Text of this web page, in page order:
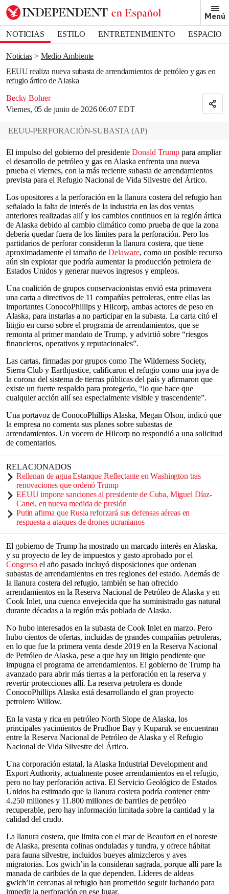
Menú
NOTICIAS ESTILO ENTRETENIMIENTO
ESPACIO
DEPORTES
Noticias
Medio Ambiente
EEUU realiza nueva subasta de arrendamientos de petróleo y gas en
refugio ártico de Alaska
Becky Bohrer
Viernes, 05 de junio de 2026 06:07 EDT
Bookmark popover
Removed from bookmarks
Close popover
EEUU-PERFORACIÓN-SUBASTA (AP)
El impulso del gobierno del presidente Donald Trump para ampliar
el desarrollo de petróleo y gas en Alaska enfrenta una nueva
prueba el viernes, con la más reciente subasta de arrendamientos
prevista para el Refugio Nacional de Vida Silvestre del Ártico.
Los opositores a la perforación en la llanura costera del refugio han
señalado la falta de interés de la industria en las dos ventas
anteriores realizadas allí y los cambios continuos en la región ártica
de Alaska debido al cambio climático como prueba de que la zona
debería quedar fuera de los límites para la perforación. Pero los
partidarios de perforar consideran la llanura costera, que tiene
aproximadamente el tamaño de Delaware, como un posible recurso
aún sin explotar que podría aumentar la producción petrolera de
Estados Unidos y generar nuevos ingresos y empleos.
Una coalición de grupos conservacionistas envió esta primavera
una carta a directivos de 11 compañías petroleras, entre ellas las
importantes ConocoPhillips y Hilcorp, ambas actores de peso en
Alaska, para instarlas a no participar en la subasta. La carta citó el
litigio en curso sobre el programa de arrendamientos, que se
remonta al primer mandato de Trump, y advirtió sobre “riesgos
financieros, operativos y reputacionales”.
Las cartas, firmadas por grupos como The Wilderness Society,
Sierra Club y Earthjustice, calificaron el refugio como una joya de
la corona del sistema de tierras públicas del país y afirmaron que
existe un fuerte respaldo para protegerlo, “lo que hace que
cualquier acción allí sea especialmente visible y trascendente”.
Una portavoz de ConocoPhillips Alaska, Megan Olson, indicó que
la empresa no comenta sus planes sobre subastas de
arrendamientos. Un vocero de Hilcorp no respondió a una solicitud
de comentarios.
RELACIONADOS
Rellenan de agua Estanque Reflectante en Washington tras
renovaciones que ordenó Trump
EEUU impone sanciones al presidente de Cuba, Miguel Díaz-
Canel, en nueva medida de presión
Putin afirma que Rusia reforzará sus defensas aéreas en
respuesta a ataques de drones ucranianos
El gobierno de Trump ha mostrado un marcado interés en Alaska,
y su proyecto de ley de impuestos y gasto aprobado por el
Congreso el año pasado incluyó disposiciones que ordenan
subastas de arrendamientos en tres regiones del estado. Además de
la llanura costera del refugio, también se han ofrecido
arrendamientos en la Reserva Nacional de Petróleo de Alaska y en
Cook Inlet, una cuenca envejecida que ha suministrado gas natural
durante décadas a la región más poblada de Alaska.
No hubo interesados en la subasta de Cook Inlet en marzo. Pero
hubo cientos de ofertas, incluidas de grandes compañías petroleras,
en lo que fue la primera venta desde 2019 en la Reserva Nacional
de Petróleo de Alaska, pese a que hay un litigio pendiente que
impugna el programa de arrendamientos. El gobierno de Trump ha
avanzado para abrir más tierras a la perforación en la reserva y
revertir protecciones allí. La reserva petrolera es donde
ConocoPhillips Alaska está desarrollando el gran proyecto
petrolero Willow.
En la vasta y rica en petróleo North Slope de Alaska, los
principales yacimientos de Prudhoe Bay y Kuparuk se encuentran
entre la Reserva Nacional de Petróleo de Alaska y el Refugio
Nacional de Vida Silvestre del Ártico.
Una corporación estatal, la Alaska Industrial Development and
Export Authority, actualmente posee arrendamientos en el refugio,
pero no hay perforación activa. El Servicio Geológico de Estados
Unidos ha estimado que la llanura costera podría contener entre
4.250 millones y 11.800 millones de barriles de petróleo
recuperable, pero hay información limitada sobre la cantidad y la
calidad del crudo.
La llanura costera, que limita con el mar de Beaufort en el noreste
de Alaska, presenta colinas onduladas y tundra, y ofrece hábitat
para fauna silvestre, incluidos bueyes almizcleros y aves
migratorias. Los gwich’in la consideran sagrada, porque allí pare la
manada de caribúes de la que dependen. Líderes de aldeas
gwich’in cercanas al refugio han prometido seguir luchando para
impedir la perforación en ese lugar.